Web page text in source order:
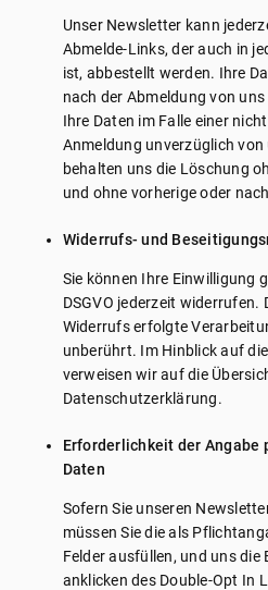
Unser Newsletter kann
Abmelde-Links, der auch in
ist, abbestellt werden. Ihre
nach der Abmeldung von
Ihre Daten im Falle einer
Anmeldung unverzüglich
behalten uns die Löschung
und ohne vorherige oder
Widerrufs- und
Sie können Ihre Einwilligung
DSGVO jederzeit widerrufen.
Widerrufs erfolgte
unberührt. Im Hinblick auf
verweisen wir auf die
Datenschutzerklärung.
Erforderlichkeit der Angabe
Daten
Sofern Sie unseren
müssen Sie die als
Felder ausfüllen, und uns die
anklicken des Double-Opt In